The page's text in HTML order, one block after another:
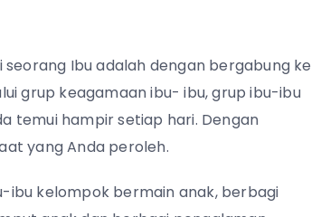
Ibu adalah dengan bergabung ke
grup keagamaan ibu- ibu, grup ibu-ibu
temui hampir setiap hari. Dengan
yang Anda peroleh.
ibu kelompok bermain anak, berbagi